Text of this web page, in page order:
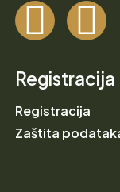
Registracija
Registracija
Zaštita